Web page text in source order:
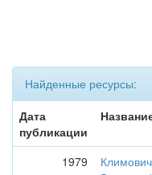
Найденные ресурсы:
Дата
публикации
1979